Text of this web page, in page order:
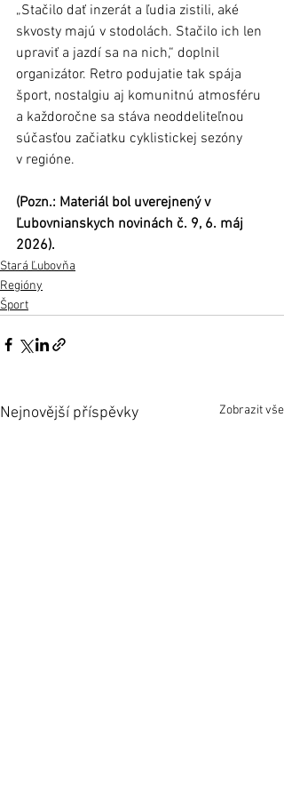
„Stačilo dať inzerát a ľudia zistili, aké
skvosty majú v stodolách. Stačilo ich len
upraviť a jazdí sa na nich,“ doplnil
organizátor. Retro podujatie tak spája
šport, nostalgiu aj komunitnú atmosféru
a každoročne sa stáva neoddeliteľnou
súčasťou začiatku cyklistickej sezóny
v regióne.
(Pozn.: Materiál bol uverejnený v
Ľubovnianskych novinách č. 9, 6. máj
2026).
Stará Ľubovňa
Regióny
Šport
Nejnovější příspěvky Zobrazit vše